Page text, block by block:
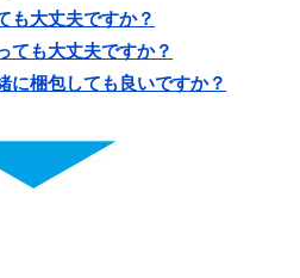
も大丈夫ですか？
ても大丈夫ですか？
に梱包しても良いですか？